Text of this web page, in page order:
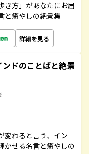
き方」があなたにお届
と癒やしの絶景集
詳細を見る
ドのことばと絶景
変わると言う、イン
かせる名言と癒やしの